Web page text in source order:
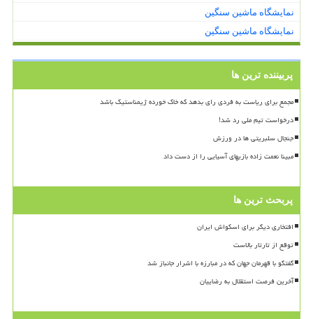
نمایشگاه ماشین سنگین
نمایشگاه ماشین سنگین
پربیننده ترین ها
مجمع برای ریاست به فردی رای بدهد که خاک خورده ژیمناستیک باشد
درخواست تیم ملی رد شد!
جنجال سلبریتی ها در ورزش
مبینا نعمت زاده بازیهای آسیایی را از دست داد
پربحث ترین ها
افتخاری دیگر برای اسکواش ایران
توقع از تارتار بالاست
گفتگو با قهرمان جهان که در مبارزه با اشرار جانباز شد
آخرین فرصت استقلال به رضاییان